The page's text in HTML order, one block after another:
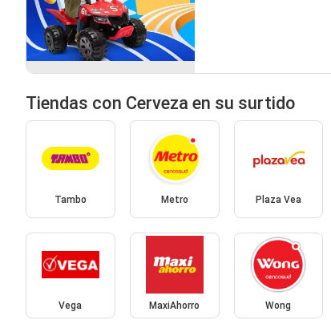
Tiendas con Cerveza en su surtido
Tambo Metro Plaza Vea
Vega MaxiAhorro Wong